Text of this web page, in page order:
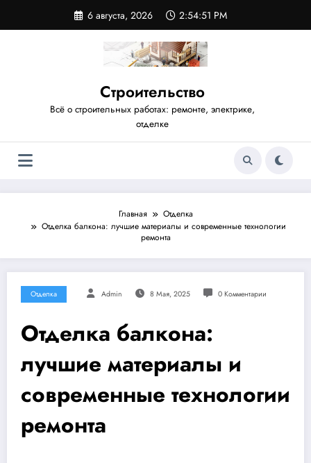
содержимому
6 августа, 2026 2:54:52 PM
Строительство
Всё о строительных работах: ремонте, электрике,
отделке
Главная
Отделка
Отделка балкона: лучшие материалы и современные технологии
ремонта
Отделка Admin 8 Мая, 2025 0 Комментарии
Отделка балкона:
лучшие материалы и
современные технологии
ремонта